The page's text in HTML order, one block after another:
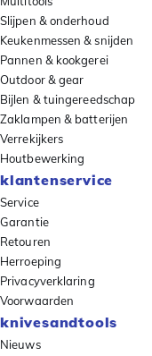
Slijpen & onderhoud
Keukenmessen & snijden
Pannen & kookgerei
Outdoor & gear
Bijlen & tuingereedschap
Zaklampen & batterijen
Verrekijkers
Houtbewerking
klantenservice
Service
Garantie
Retouren
Herroeping
Privacyverklaring
Voorwaarden
knivesandtools
Nieuws